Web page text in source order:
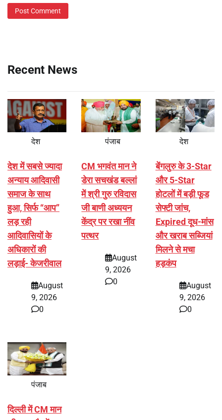
Recent News
देश
देश में सबसे ज्यादा
अन्याय आदिवासी
समाज के साथ
हुआ, सिर्फ ‘‘आप’’
लड़ रही
आदिवासियों के
अधिकारों की
लड़ाई- केजरीवाल
August
9, 2026
0
पंजाब
CM भगवंत मान ने
डेरा सचखंड बल्लां
में श्री गुरु रविदास
जी बाणी अध्ययन
केंद्र पर रखा नींव
पत्थर
August
9, 2026
0
देश
बेंगलुरु के 3-Star
और 5-Star
होटलों में बड़ी फूड
सेफ्टी जांच,
Expired दूध-मांस
और खराब सब्जियां
मिलने से मचा
हड़कंप
August
9, 2026
0
पंजाब
दिल्ली में CM मान